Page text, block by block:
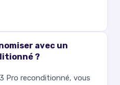
avec un
?
Pro reconditionné, vous